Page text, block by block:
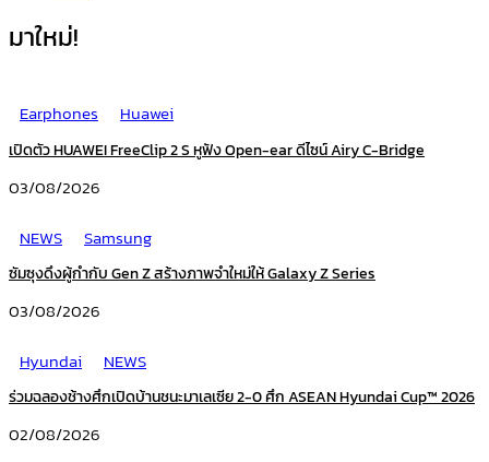
มาใหม่!
Earphones Huawei
เปิดตัว HUAWEI FreeClip 2 S หูฟัง Open-ear ดีไซน์ Airy C-Bridge
03/08/2026
NEWS
Samsung
ซัมซุงดึงผู้กำกับ Gen Z สร้างภาพจำใหม่ให้ Galaxy Z Series
03/08/2026
Hyundai
NEWS
ร่วมฉลองช้างศึกเปิดบ้านชนะมาเลเซีย 2-0 ศึก ASEAN Hyundai Cup™ 2026
02/08/2026